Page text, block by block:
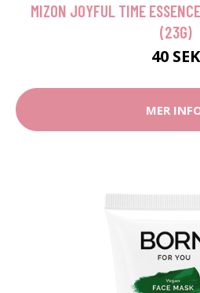
MIZON JOYFUL TIME
(23G)
40 SEK
MER